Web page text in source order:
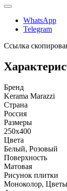
WhatsApp
Telegram
Ссылка
Бренд
Kerama Marazzi
Страна
Россия
Размеры
250x400
Цвета
Белый, Розовый
Поверхность
Матовая
Рисунок плитки
Моноколор,